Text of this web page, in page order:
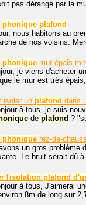
pas dérangé par la
phonique plafond
nous habitons au
de nos voisins.
phonique mur épais
je viens d'acheter
le mur est très
isoler un plafond dans
à tous, je suis
de plafond ?
phonique rez-de-
un gros problème
Le bruit serait dû
l'isolation plafond
à tous, J'aimerai
8m de long sur 2,